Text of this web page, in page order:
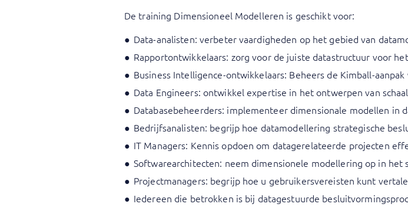
De training Dimensioneel Modelleren is geschikt voor:
Data-analisten: verbeter vaardigheden op het gebied van
Rapportontwikkelaars: zorg voor de juiste datastructuur voor
Business Intelligence-ontwikkelaars: Beheers de Kimball-
Data Engineers: ontwikkel expertise in het ontwerpen van
Databasebeheerders: implementeer dimensionale modellen in
Bedrijfsanalisten: begrijp hoe datamodellering strategische
IT Managers: Kennis opdoen om datagerelateerde projecten
Softwarearchitecten: neem dimensionele modellering op in het
Projectmanagers: begrijp hoe u gebruikersvereisten kunt
Iedereen die betrokken is bij datagestuurde